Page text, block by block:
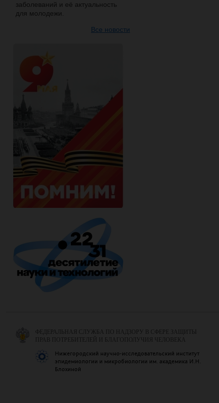
заболеваний и её актуальность
для молодежи.
Все новости
ФЕДЕРАЛЬНАЯ СЛУЖБА ПО НАДЗОРУ В СФЕРЕ ЗАЩИТЫ
ПРАВ ПОТРЕБИТЕЛЕЙ И БЛАГОПОЛУЧИЯ ЧЕЛОВЕКА
Нижегородский научно-исследовательский институт
эпидемиологии и микробиологии им. академика И.Н.
Блохиной